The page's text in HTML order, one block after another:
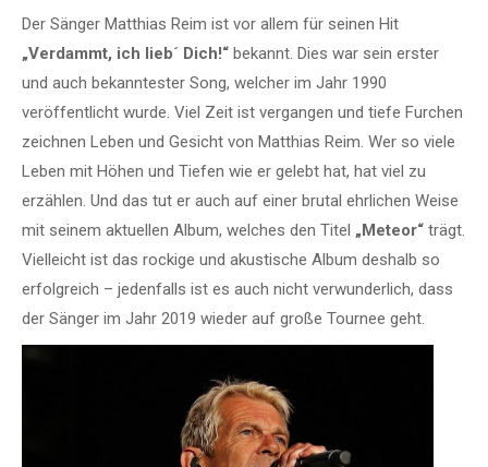
Der Sänger Matthias Reim ist vor allem für seinen Hit
„Verdammt, ich lieb´ Dich!“ bekannt. Dies war sein erster
und auch bekanntester Song, welcher im Jahr 1990
veröffentlicht wurde. Viel Zeit ist vergangen und tiefe Furchen
zeichnen Leben und Gesicht von Matthias Reim. Wer so viele
Leben mit Höhen und Tiefen wie er gelebt hat, hat viel zu
erzählen. Und das tut er auch auf einer brutal ehrlichen Weise
mit seinem aktuellen Album, welches den Titel „Meteor“ trägt.
Vielleicht ist das rockige und akustische Album deshalb so
erfolgreich – jedenfalls ist es auch nicht verwunderlich, dass
der Sänger im Jahr 2019 wieder auf große Tournee geht.